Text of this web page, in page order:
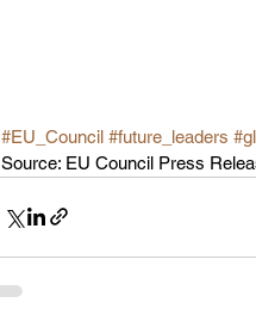
#EU_Council #future_leaders
Source: EU Council Press